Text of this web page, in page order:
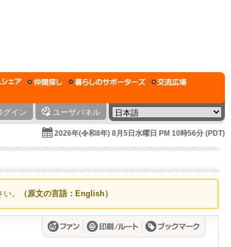
グイン ユーザパネル
2026年(令和8年) 8月5日水曜日 PM 10時56分 (PDT)
。 （原文の言語：English）